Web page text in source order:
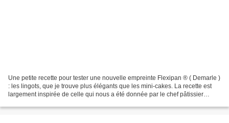
Une petite recette pour tester une nouvelle empreinte Flexipan ® ( Demarle )
: les lingots, que je trouve plus élégants que les mini-cakes. La recette est
largement inspirée de celle qui nous a été donnée par le chef pâtissier